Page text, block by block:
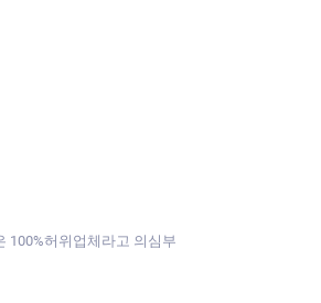
100%허위업체라고 의심부